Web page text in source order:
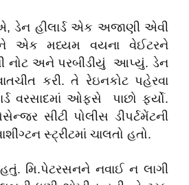
ડેન હીલાર્ડ એક અજાણી એવી
એક મધ્યમ વયના વેઈટરને
નોટ અને પરબીડીયું આપ્યું. ડેન
કરી. તે રેઇનકોટ પહેરવા
વરસાદમાં ઓફસે પાછો ફર્યો.
સીટી પોલીસ ડીપર્ટમેંટની
સ્ટ્રીટમાં ચાલતો હતો.
મિ.પેટરસનને નવાઈ ન લાગી